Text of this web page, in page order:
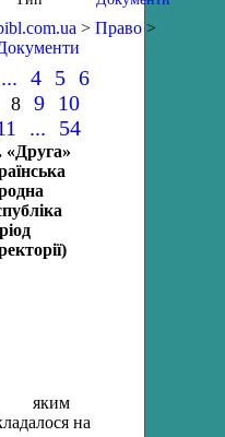
> Право >
... 4 5 6
8 9 10
... 54
«Друга»
яким
на